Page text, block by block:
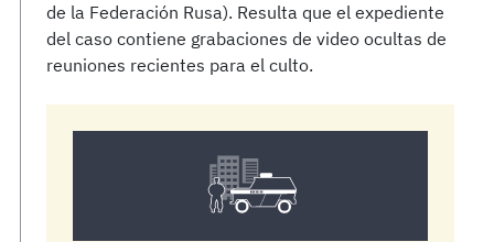
de la Federación Rusa). Resulta que el expediente
del caso contiene grabaciones de video ocultas de
reuniones recientes para el culto.